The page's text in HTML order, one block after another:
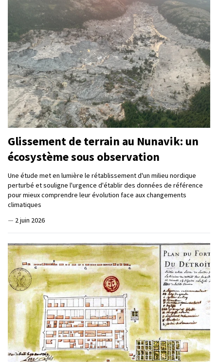
Glissement de terrain au Nunavik: un
écosystème sous observation
Une étude met en lumière le rétablissement d'un milieu nordique
perturbé et souligne l'urgence d'établir des données de référence
pour mieux comprendre leur évolution face aux changements
climatiques
— 2 juin 2026